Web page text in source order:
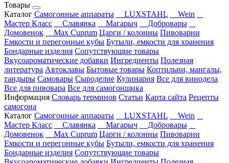
Товары
Каталог Самогонные аппараты LUXSTAHL
Wein
Мастер Класс
Славянка Магарыч
Добровары
Домовенок
Max Cuprum Царги / колонны Пивоварни
Емкости и перегонные кубы Бутыли, емкости для хранения
Бондарные изделия Сопутствующие товары
Вкусоароматические добавки Ингредиенты Полезная
литература Автоклавы Бытовые товары Коптильни, мангалы,
тандыры Самовары Сыроделие Кулинария Все для винодела
Все для пивовара Все для самогонщика
Информация Словарь терминов Статьи Карта сайта Рецепты
самогона
Каталог Самогонные аппараты LUXSTAHL
Wein
Мастер Класс
Славянка Магарыч
Добровары
Домовенок
Max Cuprum Царги / колонны Пивоварни
Емкости и перегонные кубы Бутыли, емкости для хранения
Бондарные изделия Сопутствующие товары